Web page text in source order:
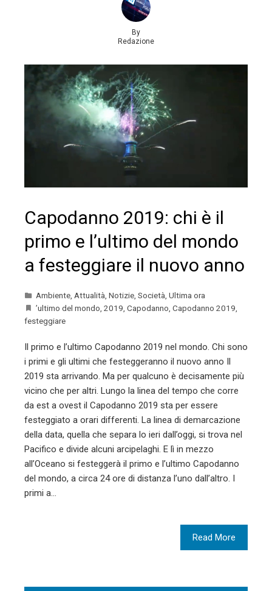
By
Redazione
Capodanno 2019: chi è il
primo e l’ultimo del mondo
a festeggiare il nuovo anno
Ambiente Attualità Notizie Società Ultima ora
’ultimo del mondo 2019 Capodanno Capodanno 2019
festeggiare
Il primo e l’ultimo Capodanno 2019 nel mondo. Chi sono
i primi e gli ultimi che festeggeranno il nuovo anno Il
2019 sta arrivando. Ma per qualcuno è decisamente più
vicino che per altri. Lungo la linea del tempo che corre
da est a ovest il Capodanno 2019 sta per essere
festeggiato a orari differenti. La linea di demarcazione
della data, quella che separa lo ieri dall’oggi, si trova nel
Pacifico e divide alcuni arcipelaghi. E lì in mezzo
all’Oceano si festeggerà il primo e l’ultimo Capodanno
del mondo, a circa 24 ore di distanza l’uno dall’altro. I
primi a…
Read More